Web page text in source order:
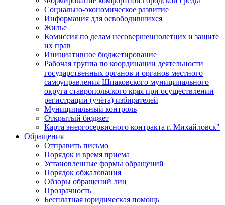
Социально-экономическое развитие
Информация для освободившихся
Жилье
Комиссия по делам несовершеннолетних и защите
их прав
Инициативное бюджетирование
Рабочая группа по координации деятельности
государственных органов и органов местного
самоуправления Шпаковского муниципального
округа ставропольского края при осуществлении
регистрации (учёта) избирателей
Муниципальный контроль
Открытый бюджет
Карта энергосервисного контракта г. Михайловск"
Обращения
Отправить письмо
Порядок и время приема
Установленные формы обращений
Порядок обжалования
Обзоры обращений лиц
Прозрачность
Бесплатная юридическая помощь